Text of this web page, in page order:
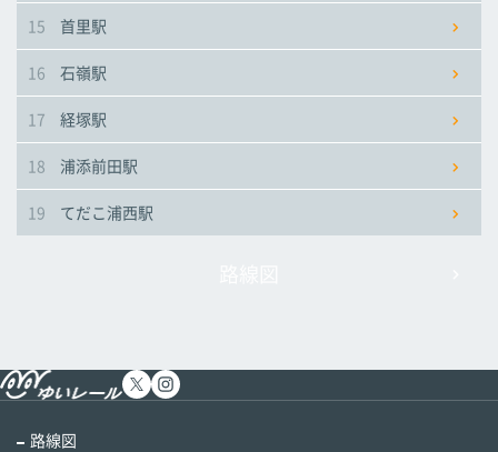
15 首里駅
16 石嶺駅
17 経塚駅
18 浦添前田駅
19 てだこ浦西駅
路線図